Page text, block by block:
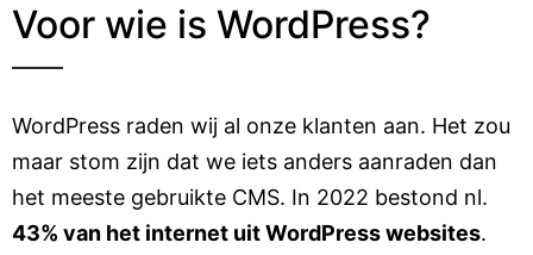
Voor wie is WordPress?
WordPress raden wij al onze klanten aan. Het zou
maar stom zijn dat we iets anders aanraden dan
het meeste gebruikte CMS. In 2022 bestond nl.
43% van het internet uit WordPress websites.